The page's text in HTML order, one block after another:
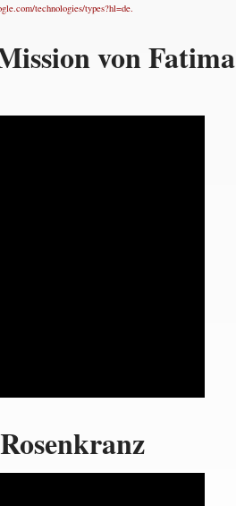
technologies/types?hl=de.
von Fatima